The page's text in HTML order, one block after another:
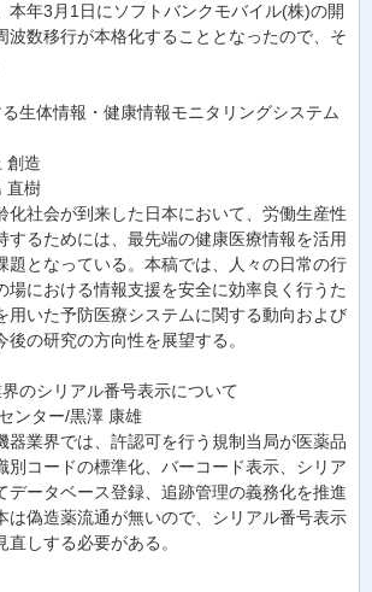
本年3月1日にソフトバンクモバイル(株)の開
波数移行が本格化することとなったので、そ
生体情報・健康情報モニタリングシステム
創造
直樹
化社会が到来した日本において、労働生産性
するためには、最先端の健康医療情報を活用
題となっている。本稿では、人々の日常の行
場における情報支援を安全に効率良く行うた
用いた予防医療システムに関する動向および
の研究の方向性を展望する。
のシリアル番号表示について
ンター/黒澤 康雄
器業界では、許認可を行う規制当局が医薬品
別コードの標準化、バーコード表示、シリア
データベース登録、追跡管理の義務化を推進
は偽造薬流通が無いので、シリアル番号表示
しする必要がある。